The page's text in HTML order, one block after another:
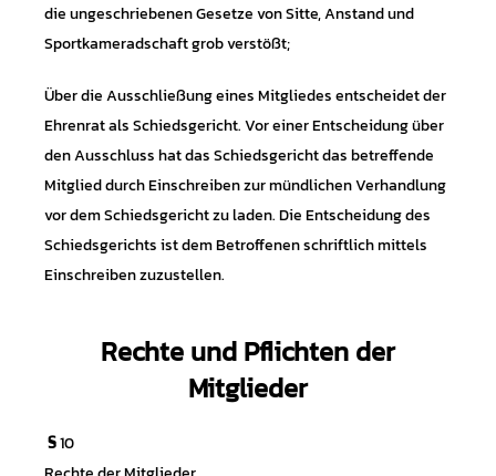
die ungeschriebenen Gesetze von Sitte, Anstand und
Sportkameradschaft grob verstößt;
Über die Ausschließung eines Mitgliedes entscheidet der
Ehrenrat als Schiedsgericht. Vor einer Entscheidung über
den Ausschluss hat das Schiedsgericht das betreffende
Mitglied durch Einschreiben zur mündlichen Verhandlung
vor dem Schiedsgericht zu laden. Die Entscheidung des
Schiedsgerichts ist dem Betroffenen schriftlich mittels
Einschreiben zuzustellen.
Rechte und Pflichten der
Mitglieder
§10